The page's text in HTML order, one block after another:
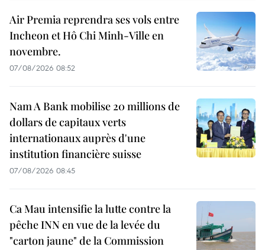
Air Premia reprendra ses vols entre
Incheon et Hô Chi Minh-Ville en
novembre.
07/08/2026 08:52
Nam A Bank mobilise 20 millions de
dollars de capitaux verts
internationaux auprès d'une
institution financière suisse
07/08/2026 08:45
Ca Mau intensifie la lutte contre la
pêche INN en vue de la levée du
"carton jaune" de la Commission